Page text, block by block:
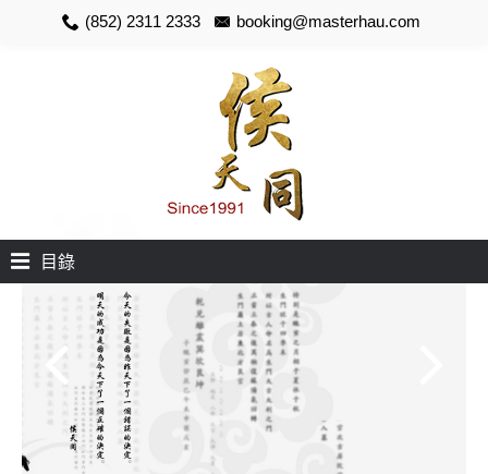
(852) 2311 2333 booking@masterhau.com
目錄